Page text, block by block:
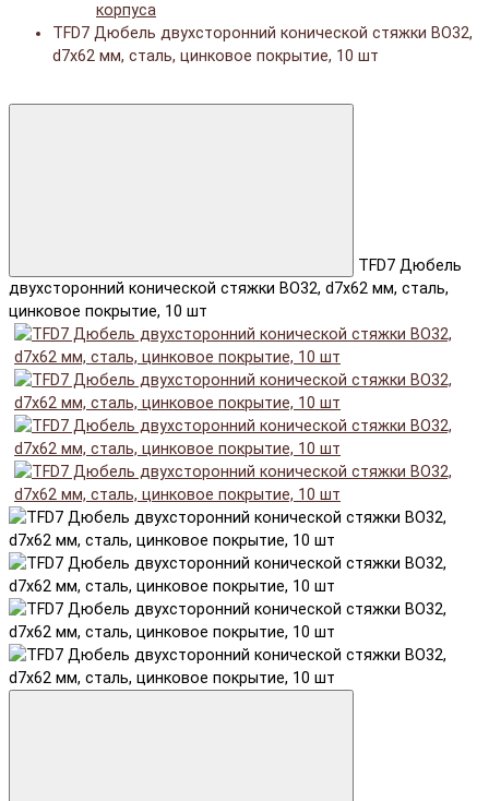
корпуса
TFD7 Дюбель двухсторонний конической стяжки BO32,
d7x62 мм, сталь, цинковое покрытие, 10 шт
TFD7 Дюбель
двухсторонний конической стяжки BO32, d7x62 мм, сталь,
цинковое покрытие, 10 шт